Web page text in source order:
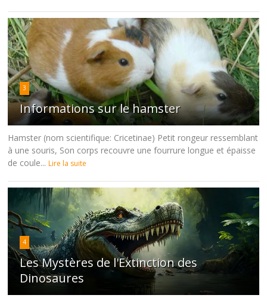
3
Informations sur le hamster
Hamster (nom scientifique: Cricetinae) Petit rongeur ressemblant
à une souris, Son corps recouvre une fourrure longue et épaisse
de coule... Lire la suite
4
Les Mystères de l'Extinction des
Dinosaures